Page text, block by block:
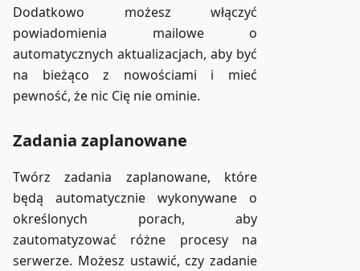
Dodatkowo możesz włączyć
powiadomienia mailowe o
automatycznych aktualizacjach, aby być
na bieżąco z nowościami i mieć
pewność, że nic Cię nie ominie.
Zadania zaplanowane
Twórz zadania zaplanowane, które
będą automatycznie wykonywane o
określonych porach, aby
zautomatyzować różne procesy na
serwerze. Możesz ustawić, czy zadanie